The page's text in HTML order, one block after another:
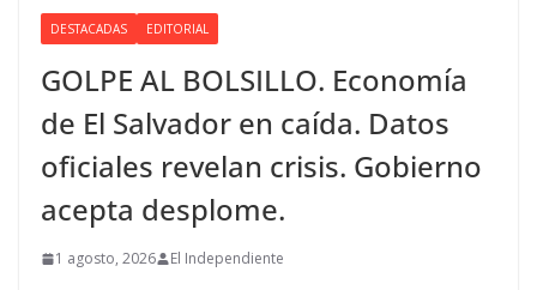
DESTACADAS EDITORIAL
GOLPE AL BOLSILLO. Economía
de El Salvador en caída. Datos
oficiales revelan crisis. Gobierno
acepta desplome.
1 agosto, 2026 El Independiente